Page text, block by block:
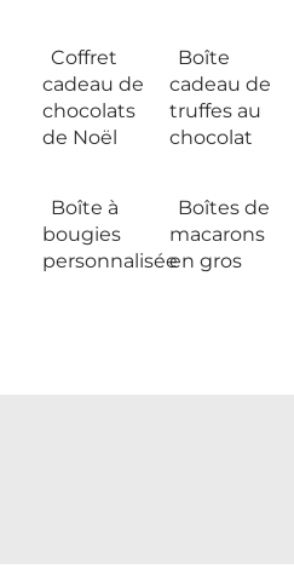
Coffret
cadeau de
chocolats
de Noël
Boîte
cadeau de
truffes au
chocolat
Boîte à
bougies
personnalisée
Boîtes de
macarons
en gros